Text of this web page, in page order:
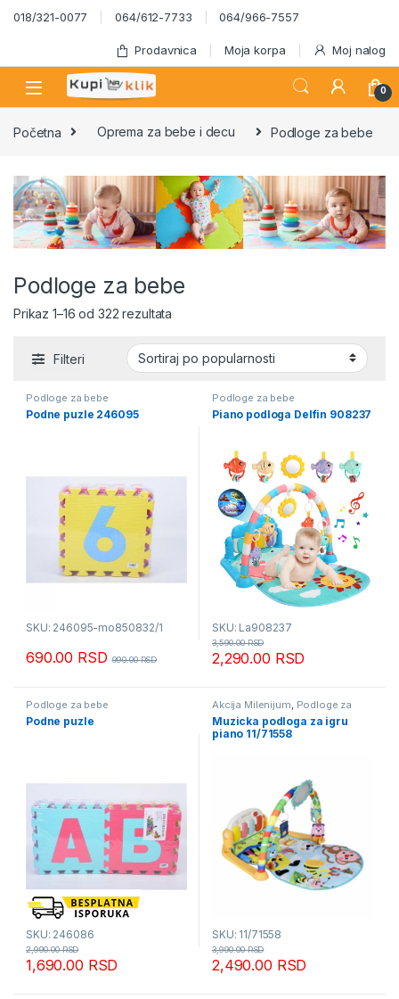
Skip to navigation
Skip to content
018/321-0077 064/612-7733 064/966-7557
Prodavnica Moja korpa Moj nalog
0
Početna Oprema za bebe i decu Podloge za bebe
Podloge za bebe
Prikaz 1–16 od 322 rezultata
Filteri
Podloge za bebe
Podne puzle 246095
SKU: 246095-mo850832/1
690.00 RSD 990.00RSD
Podloge za bebe
Piano podloga Delfin 908237
SKU: La908237
2,290.00 RSD
3,590.00RSD
Podloge za bebe
Podne puzle
SKU: 246086
1,690.00 RSD
2,990.00RSD
Akcija Milenijum Podloge za
bebe
Muzicka podloga za igru
piano 11/71558
SKU: 11/71558
2,490.00 RSD
3,990.00RSD